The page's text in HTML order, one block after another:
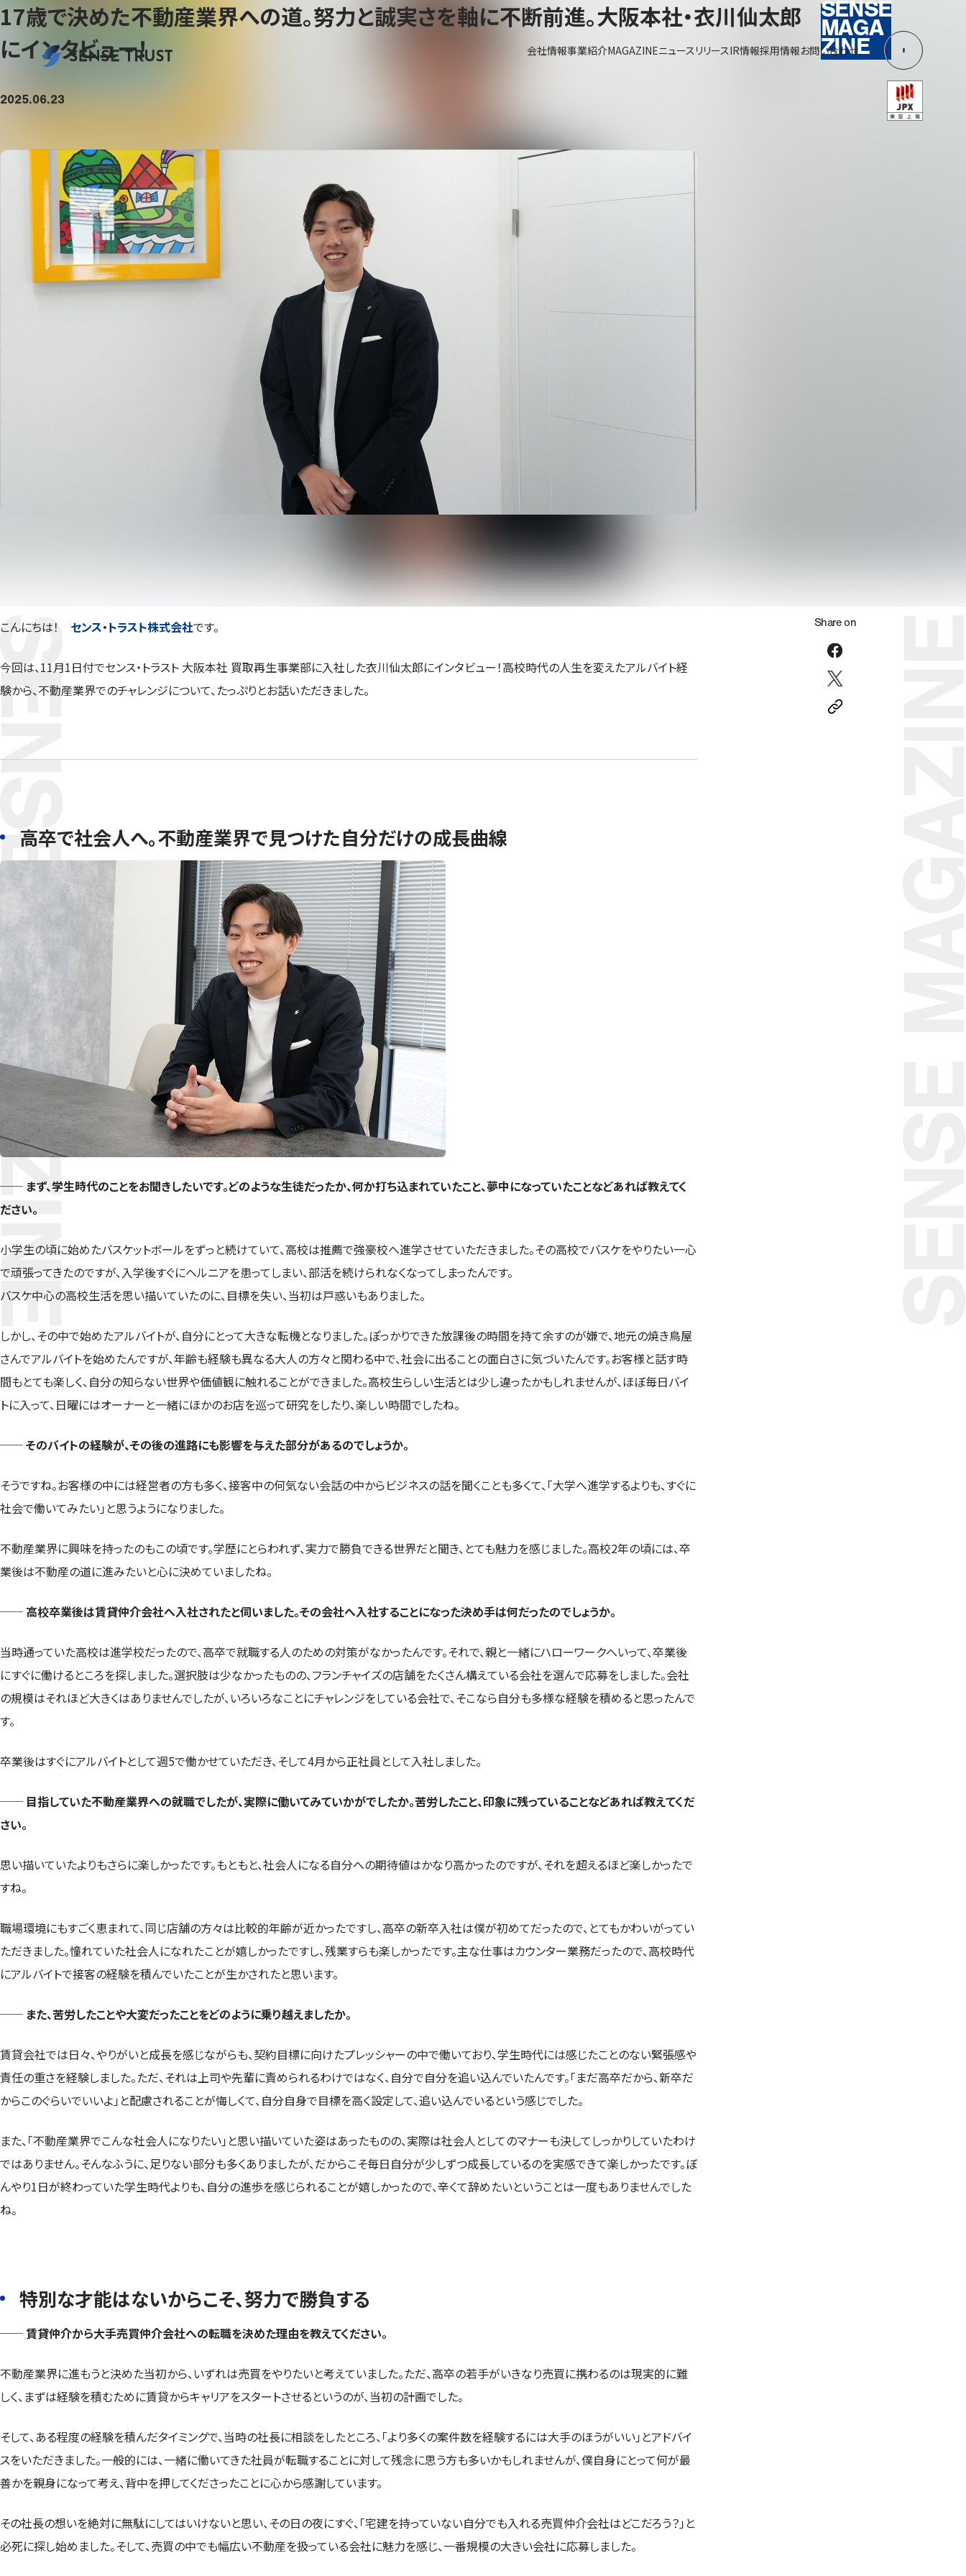
会社情報事業紹介MAGAZINEニュースリリースIR情報採用情報お問い合わせ
17歳で決めた不動産業界への道。努力と誠実さを軸に不断前進。大阪本社・衣川仙太郎
にインタビュー！
2025.06.23
SENSE
MAGA
ZINE
Share on
こんにちは！ センス・トラスト株式会社です。
今回は、11月1日付でセンス・トラスト 大阪本社 買取再生事業部に入社した衣川仙太郎にインタビュー！高校時代の人生を変えたアルバイト経
験から、不動産業界でのチャレンジについて、たっぷりとお話いただきました。
高卒で社会人へ。不動産業界で見つけた自分だけの成長曲線
── まず、学生時代のことをお聞きしたいです。どのような生徒だったか、何か打ち込まれていたこと、夢中になっていたことなどあれば教えてく
ださい。
小学生の頃に始めたバスケットボールをずっと続けていて、高校は推薦で強豪校へ進学させていただきました。その高校でバスケをやりたい一心
で頑張ってきたのですが、入学後すぐにヘルニアを患ってしまい、部活を続けられなくなってしまったんです。
バスケ中心の高校生活を思い描いていたのに、目標を失い、当初は戸惑いもありました。
しかし、その中で始めたアルバイトが、自分にとって大きな転機となりました。ぽっかりできた放課後の時間を持て余すのが嫌で、地元の焼き鳥屋
さんでアルバイトを始めたんですが、年齢も経験も異なる大人の方々と関わる中で、社会に出ることの面白さに気づいたんです。お客様と話す時
間もとても楽しく、自分の知らない世界や価値観に触れることができました。高校生らしい生活とは少し違ったかもしれませんが、ほぼ毎日バイ
トに入って、日曜にはオーナーと一緒にほかのお店を巡って研究をしたり、楽しい時間でしたね。
── そのバイトの経験が、その後の進路にも影響を与えた部分があるのでしょうか。
そうですね。お客様の中には経営者の方も多く、接客中の何気ない会話の中からビジネスの話を聞くことも多くて、「大学へ進学するよりも、すぐに
社会で働いてみたい」と思うようになりました。
不動産業界に興味を持ったのもこの頃です。学歴にとらわれず、実力で勝負できる世界だと聞き、とても魅力を感じました。高校2年の頃には、卒
業後は不動産の道に進みたいと心に決めていましたね。
── 高校卒業後は賃貸仲介会社へ入社されたと伺いました。その会社へ入社することになった決め手は何だったのでしょうか。
当時通っていた高校は進学校だったので、高卒で就職する人のための対策がなかったんです。それで、親と一緒にハローワークへいって、卒業後
にすぐに働けるところを探しました。選択肢は少なかったものの、フランチャイズの店舗をたくさん構えている会社を選んで応募をしました。会社
の規模はそれほど大きくはありませんでしたが、いろいろなことにチャレンジをしている会社で、そこなら自分も多様な経験を積めると思ったんで
す。
卒業後はすぐにアルバイトとして週5で働かせていただき、そして4月から正社員として入社しました。
── 目指していた不動産業界への就職でしたが、実際に働いてみていかがでしたか。苦労したこと、印象に残っていることなどあれば教えてくだ
さい。
思い描いていたよりもさらに楽しかったです。もともと、社会人になる自分への期待値はかなり高かったのですが、それを超えるほど楽しかったで
すね。
職場環境にもすごく恵まれて、同じ店舗の方々は比較的年齢が近かったですし、高卒の新卒入社は僕が初めてだったので、とてもかわいがってい
ただきました。憧れていた社会人になれたことが嬉しかったですし、残業すらも楽しかったです。主な仕事はカウンター業務だったので、高校時代
にアルバイトで接客の経験を積んでいたことが生かされたと思います。
── また、苦労したことや大変だったことをどのように乗り越えましたか。
賃貸会社では日々、やりがいと成長を感じながらも、契約目標に向けたプレッシャーの中で働いており、学生時代には感じたことのない緊張感や
責任の重さを経験しました。ただ、それは上司や先輩に責められるわけではなく、自分で自分を追い込んでいたんです。「まだ高卒だから、新卒だ
からこのぐらいでいいよ」と配慮されることが悔しくて、自分自身で目標を高く設定して、追い込んでいるという感じでした。
また、「不動産業界でこんな社会人になりたい」と思い描いていた姿はあったものの、実際は社会人としてのマナーも決してしっかりしていたわけ
ではありません。そんなふうに、足りない部分も多くありましたが、だからこそ毎日自分が少しずつ成長しているのを実感できて楽しかったです。ぼ
んやり1日が終わっていた学生時代よりも、自分の進歩を感じられることが嬉しかったので、辛くて辞めたいということは一度もありませんでした
ね。
特別な才能はないからこそ、努力で勝負する
── 賃貸仲介から大手売買仲介会社への転職を決めた理由を教えてください。
不動産業界に進もうと決めた当初から、いずれは売買をやりたいと考えていました。ただ、高卒の若手がいきなり売買に携わるのは現実的に難
しく、まずは経験を積むために賃貸からキャリアをスタートさせるというのが、当初の計画でした。
そして、ある程度の経験を積んだタイミングで、当時の社長に相談をしたところ、「より多くの案件数を経験するには大手のほうがいい」とアドバイ
スをいただきました。一般的には、一緒に働いてきた社員が転職することに対して残念に思う方も多いかもしれませんが、僕自身にとって何が最
善かを親身になって考え、背中を押してくださったことに心から感謝しています。
その社長の想いを絶対に無駄にしてはいけないと思い、その日の夜にすぐ、「宅建を持っていない自分でも入れる売買仲介会社はどこだろう？」と
必死に探し始めました。そして、売買の中でも幅広い不動産を扱っている会社に魅力を感じ、一番規模の大きい会社に応募しました。